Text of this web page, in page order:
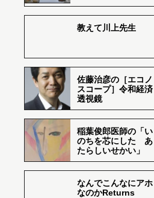
教えて川上先生
佐藤治彦の［エコノ
スコープ］令和経済
透視鏡
稲葉俊郎医師の「い
のちを芯にした あ
たらしいせかい」
なんでこんなにアホ
なのかReturns